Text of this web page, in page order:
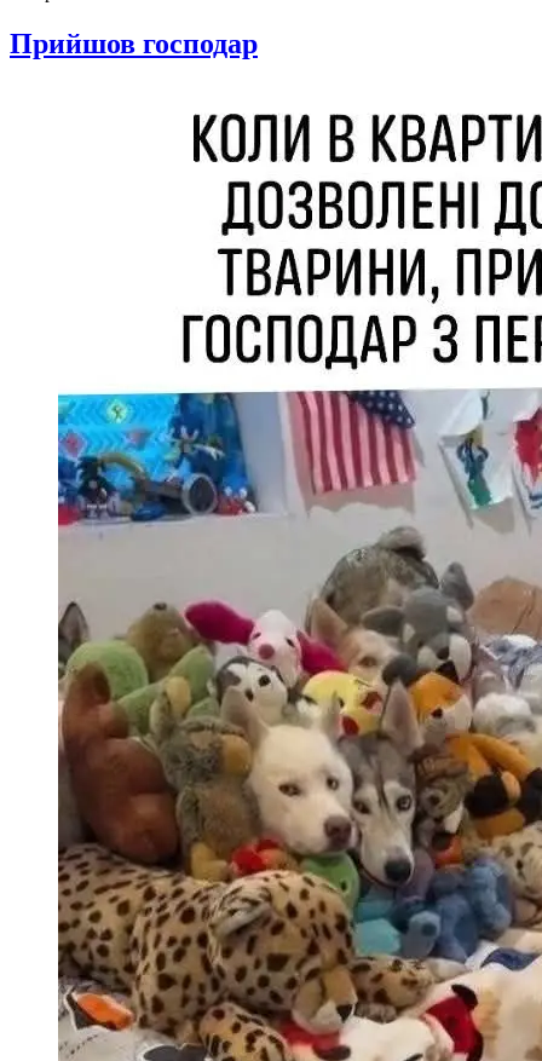
Прийшов господар